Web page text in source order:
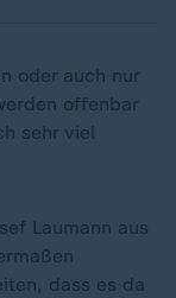
oder auch nur
offenbar
sehr viel
Laumann aus
dass es da